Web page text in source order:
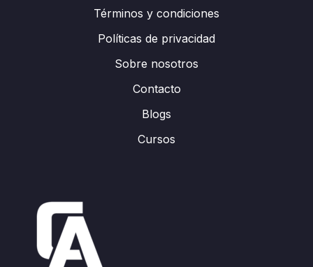
Términos y condiciones
Políticas de privacidad
Sobre nosotros
Contacto
Blogs
Cursos